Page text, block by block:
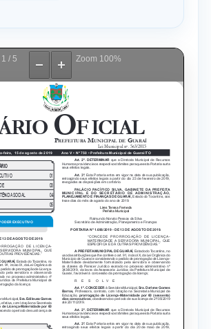
1 / 5 Zoom 100%